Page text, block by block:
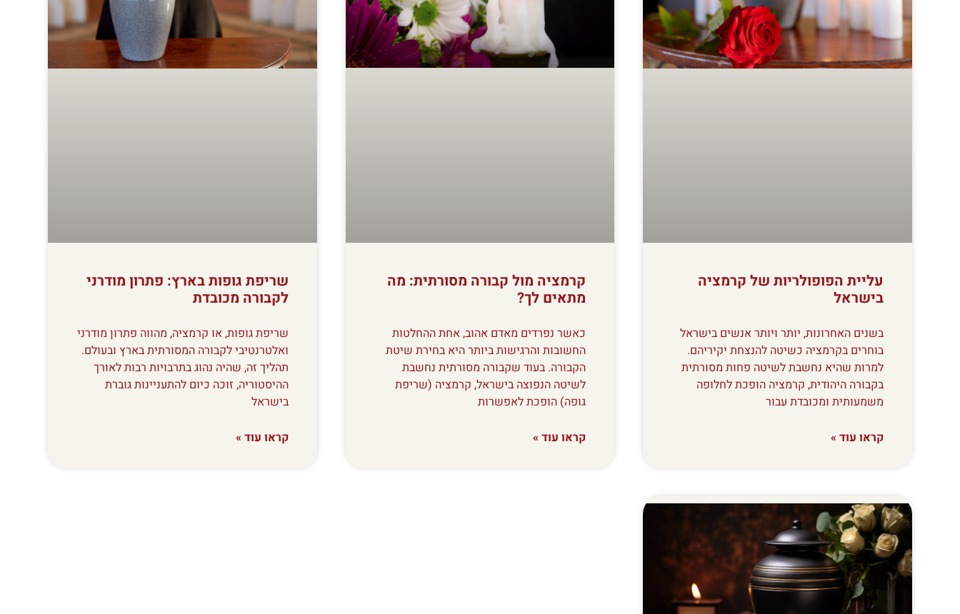
עליית הפופולריות של קרמציה
בישראל
בשנים האחרונות, יותר ויותר אנשים בישראל
בוחרים בקרמציה כשיטה להנצחת יקיריהם.
למרות שהיא נחשבת לשיטה פחות מסורתית
בקבורה היהודית, קרמציה הופכת לחלופה
משמעותית ומכובדת עבור
קראו עוד »
קרמציה מול קבורה מסורתית: מה
מתאים לך?
כאשר נפרדים מאדם אהוב, אחת ההחלטות
החשובות והרגישות ביותר היא בחירת שיטת
הקבורה. בעוד שקבורה מסורתית נחשבת
לשיטה הנפוצה בישראל, קרמציה (שריפת
גופה) הופכת לאפשרות
קראו עוד »
שריפת גופות בארץ: פתרון מודרני
לקבורה מכובדת
שריפת גופות, או קרמציה, מהווה פתרון מודרני
ואלטרנטיבי לקבורה המסורתית בארץ ובעולם.
תהליך זה, שהיה נהוג בתרבויות רבות לאורך
ההיסטוריה, זוכה כיום להתעניינות גוברת
בישראל
קראו עוד »